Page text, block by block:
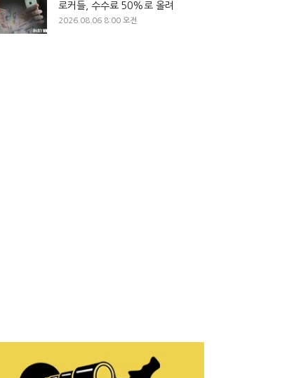
로커들, 수수료 50%로 올려
2026.08.06 8:00 오전